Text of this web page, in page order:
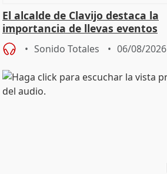
El alcalde de Clavijo destaca la
importancia de llevas eventos
culturales a los pueblos
Sonido Totales 06/08/2026